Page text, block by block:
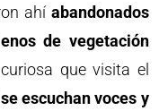
ahí abandonados
de vegetación
que visita el
se escuchan voces y